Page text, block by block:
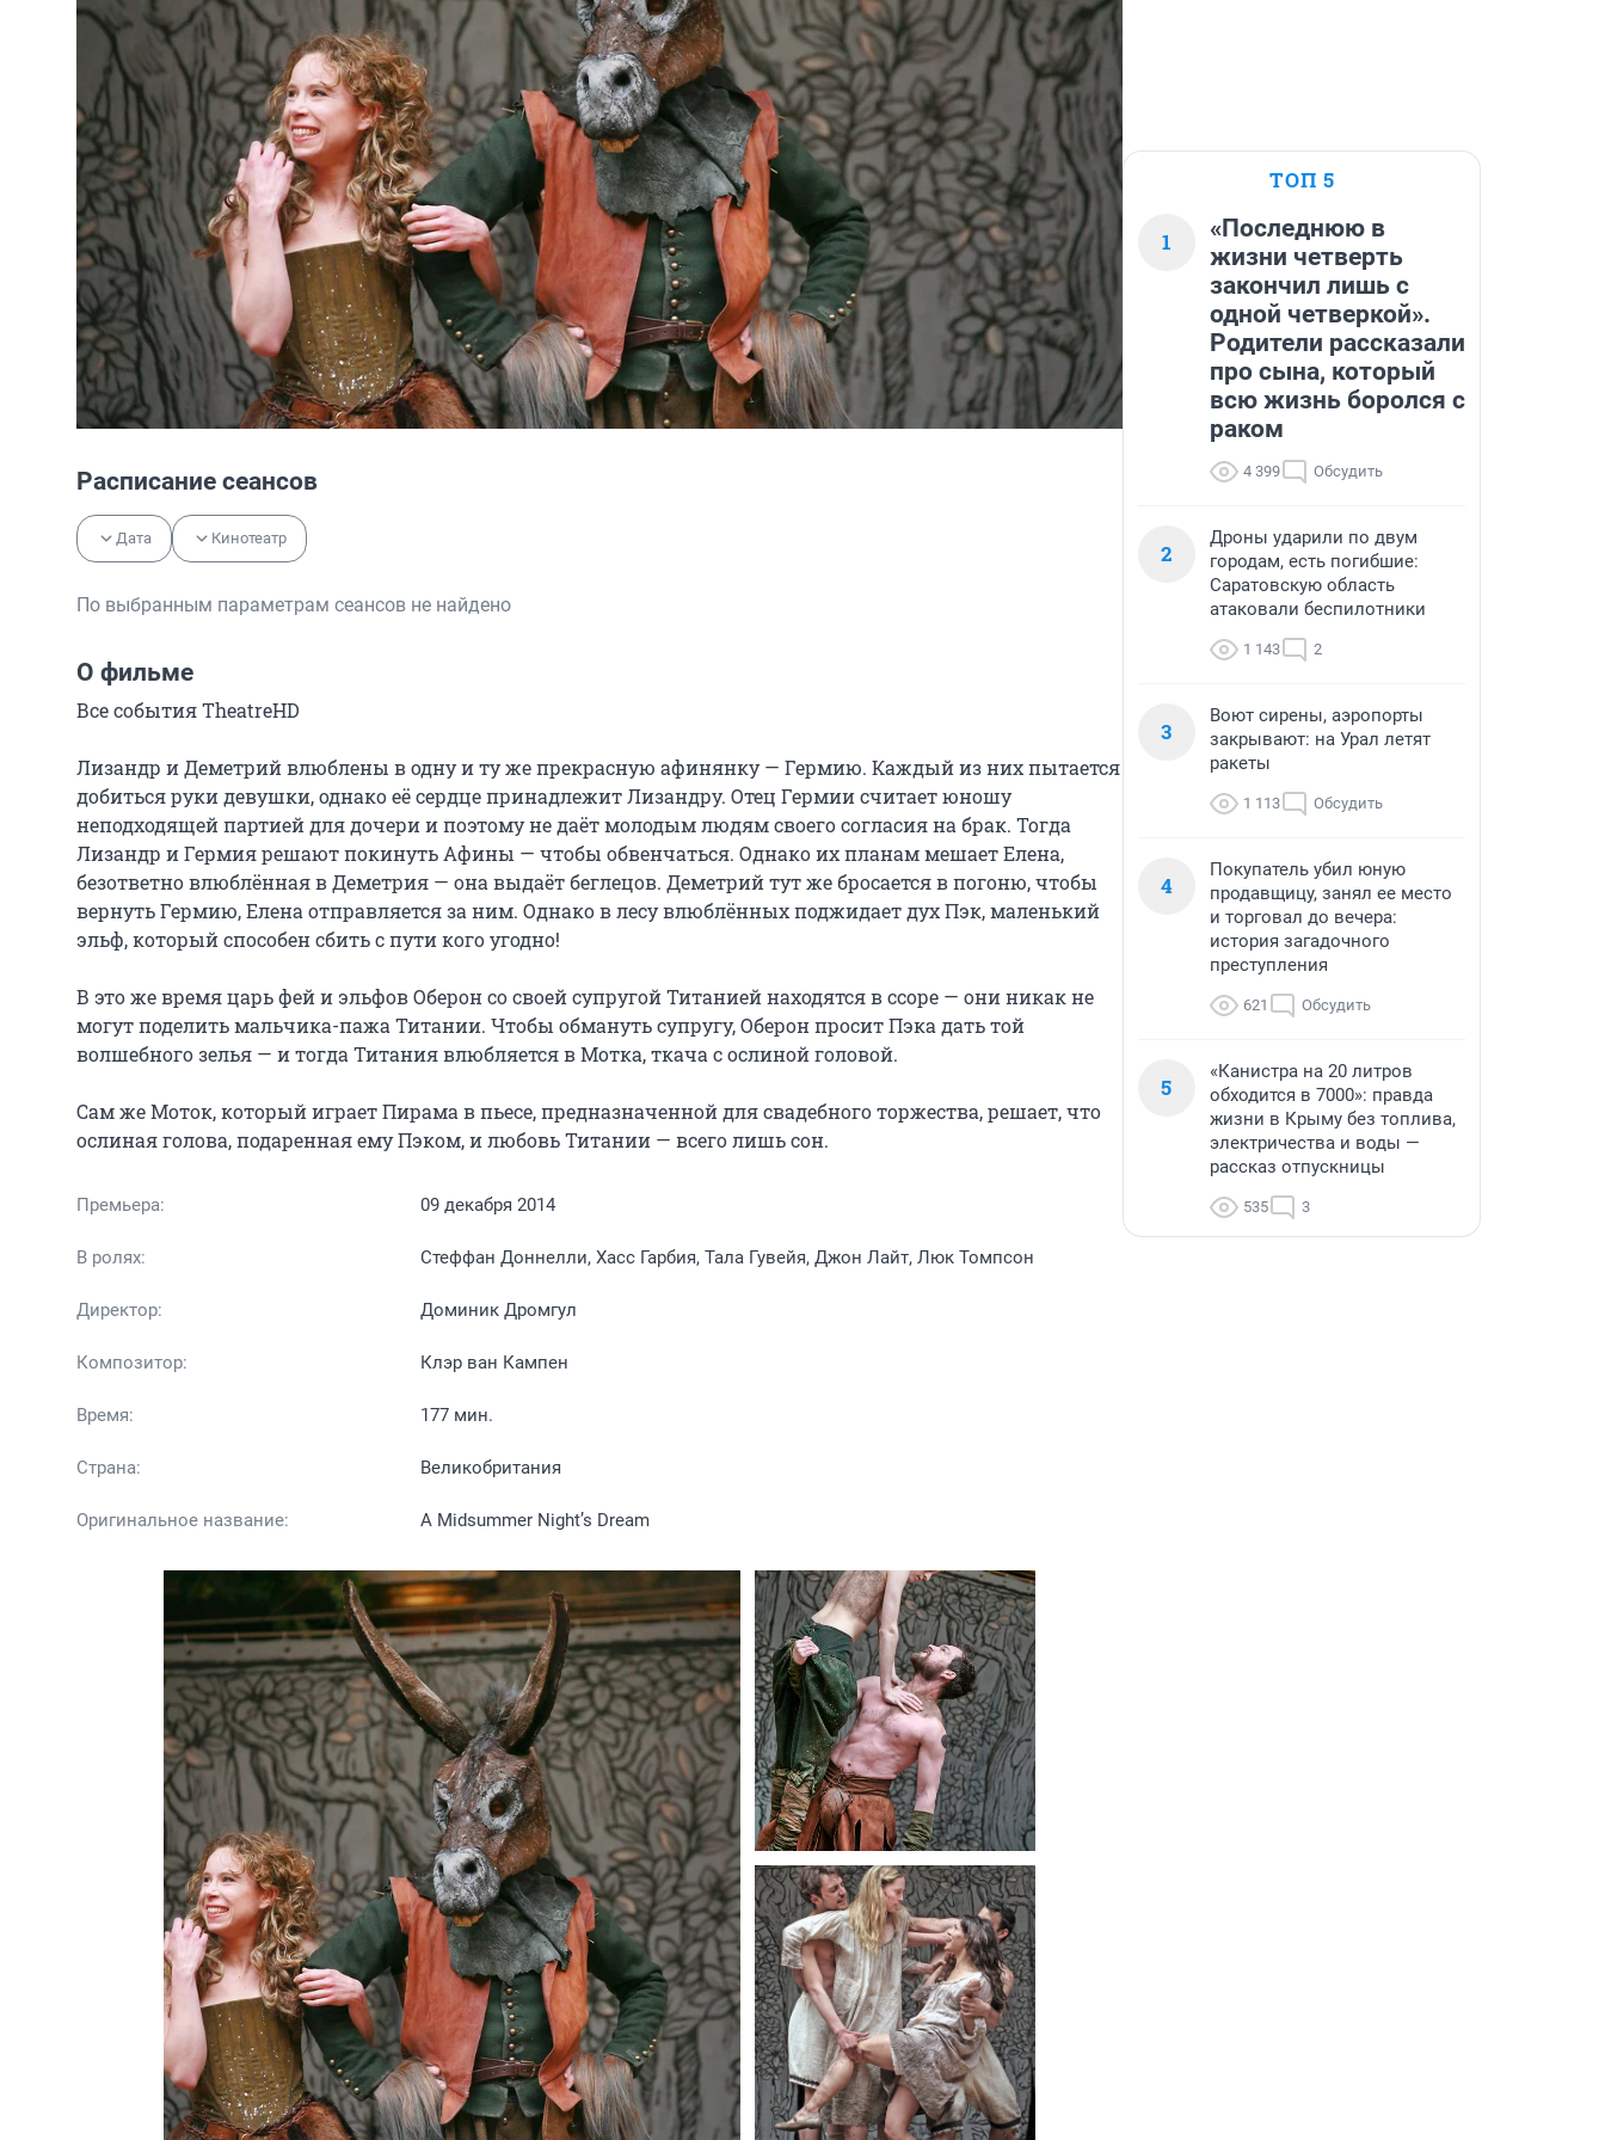
Расписание сеансов
Дата Кинотеатр
По выбранным параметрам сеансов не найдено
О фильме
Все события TheatreHD
Лизандр и Деметрий влюблены в одну и ту же прекрасную афинянку — Гермию. Каждый из них пытается
добиться руки девушки, однако её сердце принадлежит Лизандру. Отец Гермии считает юношу
неподходящей партией для дочери и поэтому не даёт молодым людям своего согласия на брак. Тогда
Лизандр и Гермия решают покинуть Афины — чтобы обвенчаться. Однако их планам мешает Елена,
безответно влюблённая в Деметрия — она выдаёт беглецов. Деметрий тут же бросается в погоню, чтобы
вернуть Гермию, Елена отправляется за ним. Однако в лесу влюблённых поджидает дух Пэк, маленький
эльф, который способен сбить с пути кого угодно!
В это же время царь фей и эльфов Оберон со своей супругой Титанией находятся в ссоре — они никак не
могут поделить мальчика-пажа Титании. Чтобы обмануть супругу, Оберон просит Пэка дать той
волшебного зелья — и тогда Титания влюбляется в Мотка, ткача с ослиной головой.
Сам же Моток, который играет Пирама в пьесе, предназначенной для свадебного торжества, решает, что
ослиная голова, подаренная ему Пэком, и любовь Титании — всего лишь сон.
Премьера: 09 декабря 2014
В ролях: Стеффан Доннелли, Хасс Гарбия, Тала Гувейя, Джон Лайт, Люк Томпсон
Директор: Доминик Дромгул
Композитор: Клэр ван Кампен
Время: 177 мин.
Страна: Великобритания
Оригинальное название: A Midsummer Night’s Dream
ТОП 5
1
«Последнюю в
жизни четверть
закончил лишь с
одной четверкой».
Родители рассказали
про сына, который
всю жизнь боролся с
раком
4 399 Обсудить
2
Дроны ударили по двум
городам, есть погибшие:
Саратовскую область
атаковали беспилотники
1 143 2
3
Воют сирены, аэропорты
закрывают: на Урал летят
ракеты
1 113 Обсудить
4
Покупатель убил юную
продавщицу, занял ее место
и торговал до вечера:
история загадочного
преступления
621 Обсудить
5
«Канистра на 20 литров
обходится в 7000»: правда
жизни в Крыму без топлива,
электричества и воды —
рассказ отпускницы
535 3